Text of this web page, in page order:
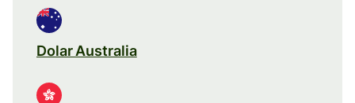
Dolar Australia